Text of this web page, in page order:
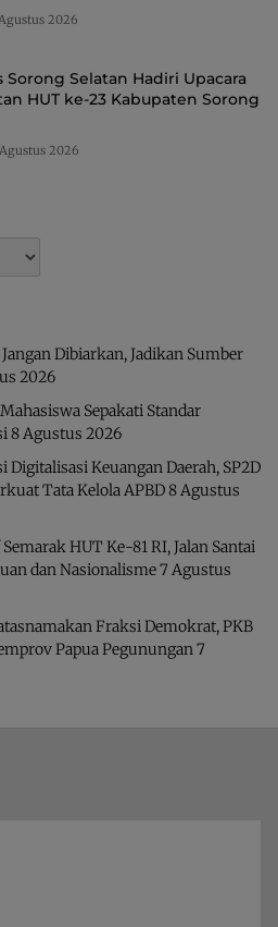
2026
Sorong Selatan Hadiri Upacara
HUT ke-23 Kabupaten Sorong
2026
Dibiarkan, Jadikan Sumber
2026
Sepakati Standar
8 Agustus 2026
Digitalisasi Keuangan Daerah, SP2D
Tata Kelola APBD8 Agustus
HUT Ke-81 RI, Jalan Santai
dan Nasionalisme7 Agustus
Fraksi Demokrat, PKB
Papua Pegunungan7